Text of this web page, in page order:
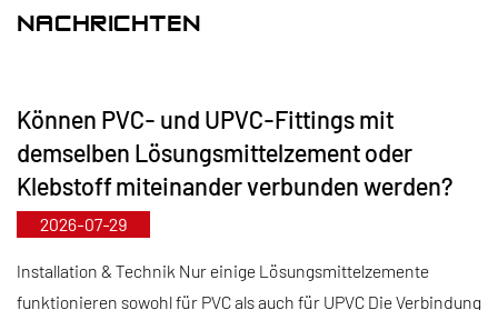
erreichen, während Rohre und Formstücke bis zu
wahren.
Geleitet vom Grundsatz „Technologieorientiert, mit
der Zeit gehen“ stellt Kaixin jährlich fast 10
Millionen RMB für Forschung und Entwicklung
bereit. Wir stellen eine hervorragende
Produktqualität durch standardisierte
NACHRICHTEN
Können PVC- und UPVC-Fittings mit
demselben Lösungsmittelzement oder
Klebstoff miteinander verbunden werden?
2026-07-29
Installation & Technik Nur einige Lösungsmittelzemente
funktionieren sowohl für PVC als auch für UPVC Die Verbindung